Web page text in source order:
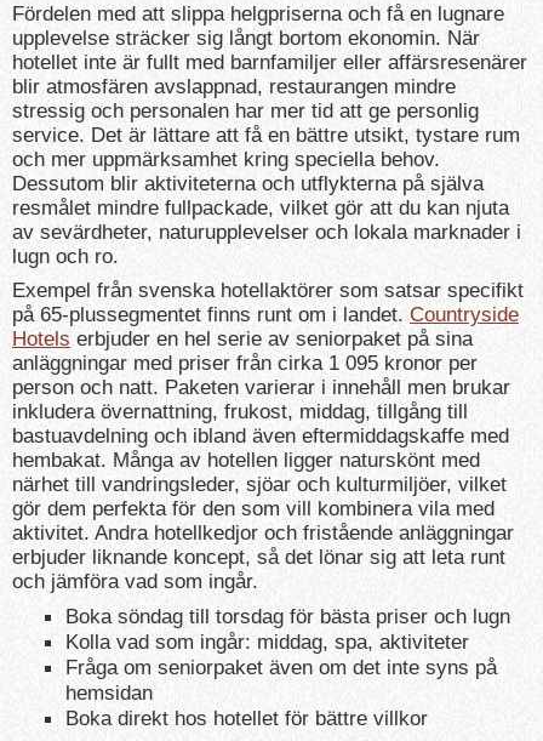
Fördelen med att slippa helgpriserna och få en lugnare
upplevelse sträcker sig långt bortom ekonomin. När
hotellet inte är fullt med barnfamiljer eller affärsresenärer
blir atmosfären avslappnad, restaurangen mindre
stressig och personalen har mer tid att ge personlig
service. Det är lättare att få en bättre utsikt, tystare rum
och mer uppmärksamhet kring speciella behov.
Dessutom blir aktiviteterna och utflykterna på själva
resmålet mindre fullpackade, vilket gör att du kan njuta
av sevärdheter, naturupplevelser och lokala marknader i
lugn och ro.
Exempel från svenska hotellaktörer som satsar specifikt
på 65-plussegmentet finns runt om i landet. Countryside
Hotels erbjuder en hel serie av seniorpaket på sina
anläggningar med priser från cirka 1 095 kronor per
person och natt. Paketen varierar i innehåll men brukar
inkludera övernattning, frukost, middag, tillgång till
bastuavdelning och ibland även eftermiddagskaffe med
hembakat. Många av hotellen ligger naturskönt med
närhet till vandringsleder, sjöar och kulturmiljöer, vilket
gör dem perfekta för den som vill kombinera vila med
aktivitet. Andra hotellkedjor och fristående anläggningar
erbjuder liknande koncept, så det lönar sig att leta runt
och jämföra vad som ingår.
Boka söndag till torsdag för bästa priser och lugn
Kolla vad som ingår: middag, spa, aktiviteter
Fråga om seniorpaket även om det inte syns på
hemsidan
Boka direkt hos hotellet för bättre villkor